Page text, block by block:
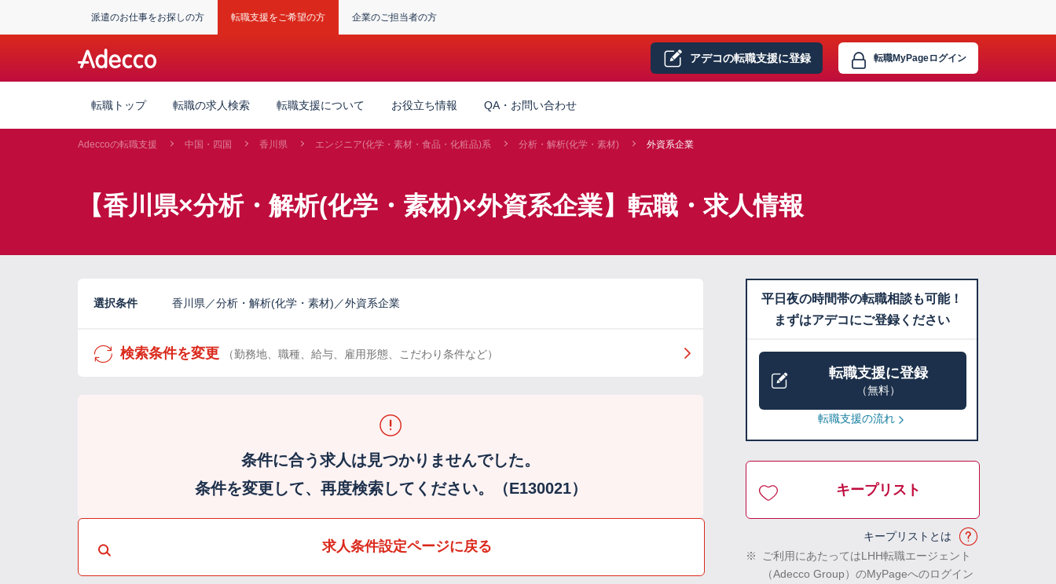
派遣のお仕事をお探しの方 転職支援をご希望の方 企業のご担当者の方
アデコの転職支援に登録 転職MyPageログイン
転職トップ 転職の求人検索 転職支援について お役立ち情報 QA・お問い合わせ
Adeccoの転職支援 中国・四国 香川県 エンジニア(化学・素材・食品・化粧品)系 分析・解析(化学・素材) 外資系企業
【香川県×分析・解析(化学・素材)×外資系企業】転職・求人情報
選択条件 香川県／分析・解析(化学・素材)／外資系企業
検索条件を変更 （勤務地、職種、給与、雇用形態、こだわり条件など）
条件に合う求人は見つかりませんでした。
条件を変更して、再度検索してください。（E130021）
求人条件設定ページに戻る
平日夜の時間帯の転職相談も可能！
まずはアデコにご登録ください
転職支援に登録
（無料）
転職支援の流れ
キープリスト
キープリストとは
※
ご利用にあたってはLHH転職エージェント
（Adecco Group）のMyPageへのログイン